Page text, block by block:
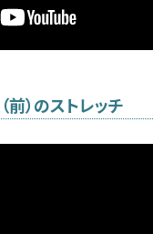
）のストレッチ